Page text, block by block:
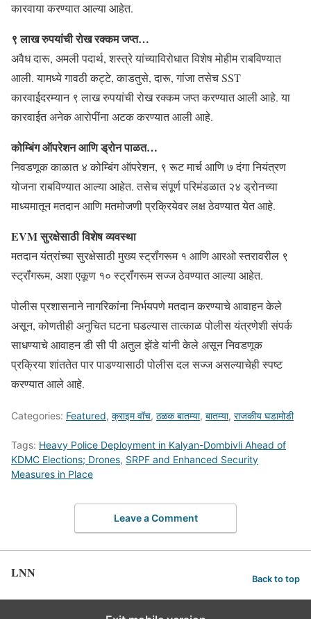
कारवाया करण्यात आल्या आहेत.
९ लाख रुपयांची रोख रक्कम जप्त…
अवैध दारू, अमली पदार्थ, शस्त्रे यांच्याविरोधात विशेष मोहीम राबविण्यात
आली. यामध्ये गावठी कट्टे, काडतुसे, दारू, गांजा तसेच SST
कारवाईदरम्यान ९ लाख रुपयांची रोख रक्कम जप्त करण्यात आली आहे. या
कारवाईत अनेक आरोपींना अटक करण्यात आली आहे.
कोम्बिंग ऑपरेशन आणि ड्रोन पाळत…
निवडणूक काळात ४ कोम्बिंग ऑपरेशन, ९ रूट मार्च आणि ७ दंगा नियंत्रण
योजना राबविण्यात आल्या आहेत. तसेच संपूर्ण परिमंडळात २४ ड्रोनच्या
माध्यमातून मतदान आणि मतमोजणी प्रक्रियेवर लक्ष ठेवण्यात येत आहे.
EVM सुरक्षेसाठी विशेष व्यवस्था
मतदान यंत्रांच्या सुरक्षेसाठी मुख्य स्ट्रॉंगरूम १ आणि आरओ स्तरावरील ९
स्ट्रॉंगरूम, अशा एकूण १० स्ट्रॉंगरूम सज्ज ठेवण्यात आल्या आहेत.
पोलीस प्रशासनाने नागरिकांना निर्भयपणे मतदान करण्याचे आवाहन केले
असून, कोणतीही अनुचित घटना घडल्यास तात्काळ पोलीस यंत्रणेशी संपर्क
साधण्याचे आवाहन डी सी पी अतुल झेंडे यांनी केले असून निवडणूक
प्रक्रिया शांततेत पार पाडण्यासाठी पोलीस दल सज्ज असल्याचेही स्पष्ट
करण्यात आले आहे.
Categories: Featured, क्राइम वॉच, ठळक बातम्या, बातम्या, राजकीय घडामोडी
Tags: Heavy Police Deployment in Kalyan-Dombivli Ahead of
KDMC Elections; Drones, SRPF and Enhanced Security
Measures in Place
Leave a Comment
LNN Back to top